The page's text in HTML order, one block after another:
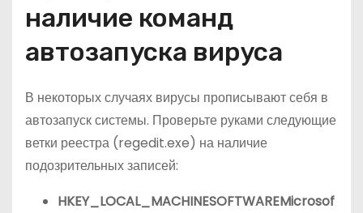
наличие команд
автозапуска вируса
В некоторых случаях вирусы прописывают себя в
автозапуск системы. Проверьте руками следующие
ветки реестра (regedit.exe) на наличие
подозрительных записей:
HKEY_LOCAL_MACHINESOFTWAREMicrosof